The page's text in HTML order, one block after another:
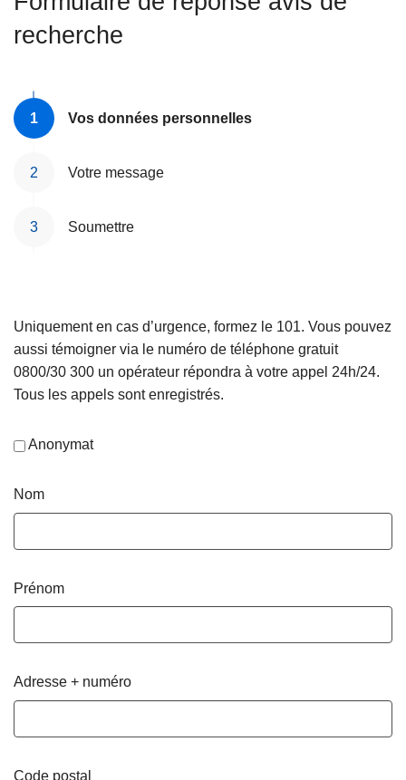
recherche
Vos données personnelles
Votre message
Soumettre
Uniquement en cas d’urgence, formez le 101. Vous pouvez
aussi témoigner via le numéro de téléphone gratuit
0800/30 300 un opérateur répondra à votre appel 24h/24.
Tous les appels sont enregistrés.
Anonymat
Nom
Prénom
Adresse + numéro
Code postal